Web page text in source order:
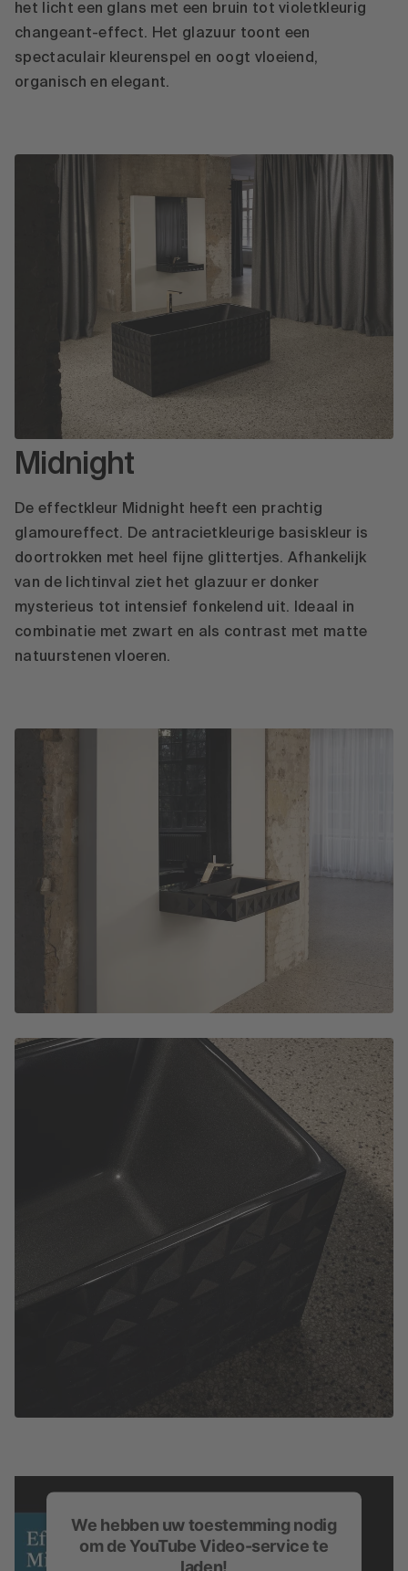
het licht een glans met een bruin tot violetkleurig
changeant-effect. Het glazuur toont een
spectaculair kleurenspel en oogt vloeiend,
organisch en elegant.
Midnight
De effectkleur Midnight heeft een prachtig
glamoureffect. De antracietkleurige basiskleur is
doortrokken met heel fijne glittertjes. Afhankelijk
van de lichtinval ziet het glazuur er donker
mysterieus tot intensief fonkelend uit. Ideaal in
combinatie met zwart en als contrast met matte
natuurstenen vloeren.
We hebben uw toestemming nodig
om de YouTube Video-service te
laden!